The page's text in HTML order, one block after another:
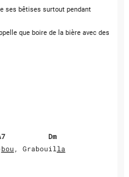
ses bêtises surtout pendant
que boire de la bière avec des
Dm
bou , Grabouilla